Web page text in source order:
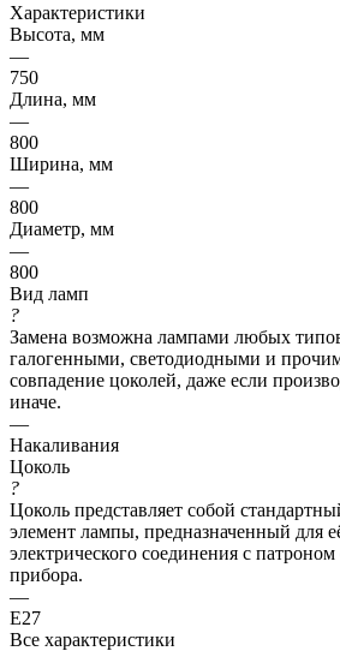
Характеристики
Высота, мм
—
750
Длина, мм
—
800
Ширина, мм
—
800
Диаметр, мм
—
800
Вид ламп
?
Замена возможна лампами любых
галогенными, светодиодными и
совпадение цоколей, даже если
иначе.
—
Накаливания
Цоколь
?
Цоколь представляет собой
элемент лампы, предназначенный для
электрического соединения с патроном
прибора.
—
E27
Все характеристики